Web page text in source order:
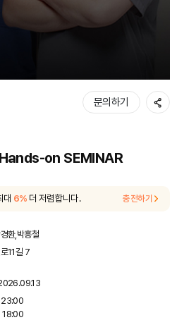
문의하기 공
on SEMINAR
대 6% 더 저렴합니다. 충전하기
환,박흥철
11길 7
23:00
18:00